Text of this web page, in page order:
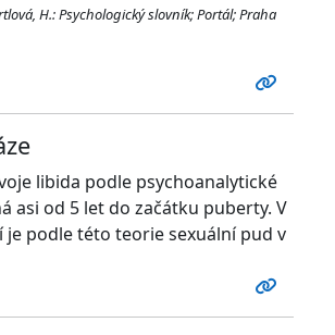
H.: Psychologický slovník; Portál; Praha
libida podle psychoanalytické
asi od 5 let do začátku puberty. V
podle této teorie sexuální pud v